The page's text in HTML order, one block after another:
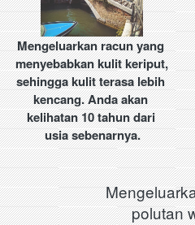
Mengeluarkan racun yang
menyebabkan kulit keriput,
sehingga kulit terasa lebih
kencang. Anda akan
kelihatan 10 tahun dari
usia sebenarnya.
polutan